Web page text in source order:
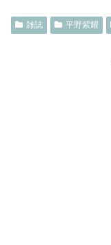
雑誌 平野紫耀